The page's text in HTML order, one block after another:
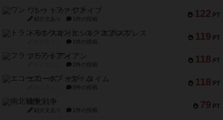
122 PT
ワン・トゥ・ファイブ
紹介文あり 1件の投稿
119 PT
トランスオリエント・エクスプレス
1件の投稿
118 PT
フラットアイアン
2件の投稿
118 PT
エコーズ・オブ・タイム
8件の投稿
79 PT
南北戦争
紹介文あり 1件の投稿